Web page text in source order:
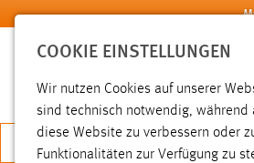
Zum Hauptinhalt springen
JETZT
COOKIE EINSTELLUNGEN
Wir nutzen Cookies auf unserer
sind technisch notwendig, während
diese Website zu verbessern oder
Funktionalitäten zur Verfügung zu